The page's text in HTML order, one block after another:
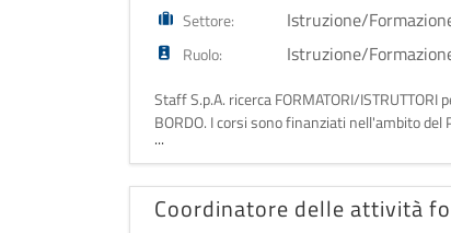
Settore: Istruzione/
Ruolo: Istruzione/
Staff S.p.A. ricerca FORMATORI/ISTRUTTORI
BORDO. I corsi sono finanziati nell'ambito
pratica ed esperienza almeno triennale. Sedi de
...
Coordinatore delle attività